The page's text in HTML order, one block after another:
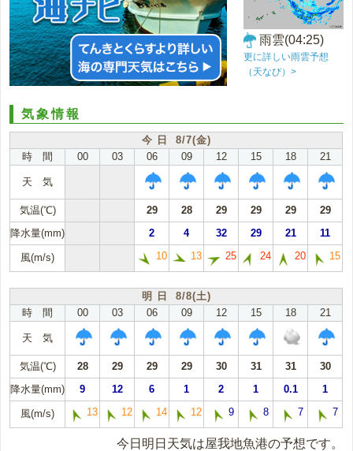
雨雲(04:25)
更に詳しい雨雲予想
（天なび）>
気象情報
今 日 8/7(金)
時 間
00 03 06 09 12 15 18 21
天 気
気温(℃) 29 28 29 29 29
29
降水量(mm)
2 4 32 29 21 11
風(m/s) 10 13 25 24 20 15
明 日 8/8(土)
時 間
00 03 06 09 12 15 18 21
天 気
気温(℃) 28 29 29 29 30 31 31
30
降水量(mm)
9 12 6 1 2 1 0.1 1
風(m/s) 13 12 14 12 9 8 7 7
今日明日天気は屋我地魚港の予想です。